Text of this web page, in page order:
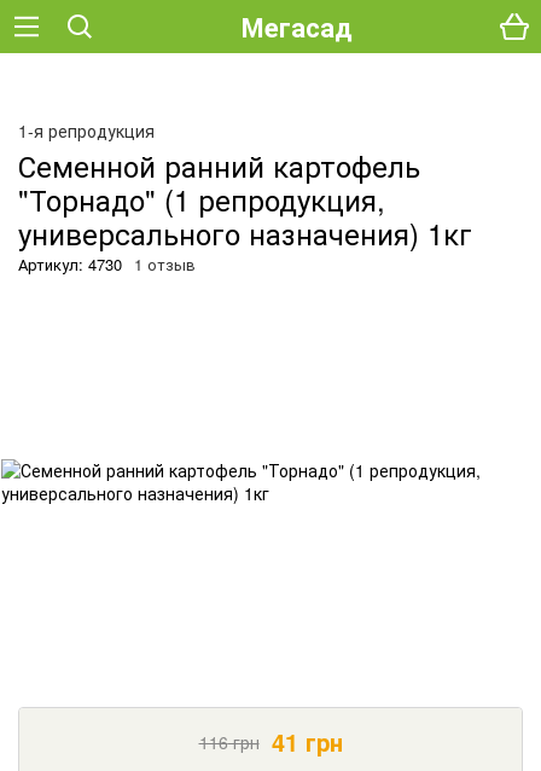
Мегасад
1-я репродукция
Семенной ранний картофель
"Торнадо" (1 репродукция,
универсального назначения) 1кг
Артикул: 4730 1 отзыв
116грн 41 грн